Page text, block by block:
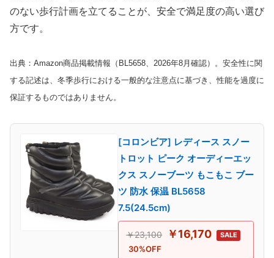
のない歩行計画を立てることが、安全で満足度の高い選び
方です。
出典：Amazon商品掲載情報（BL5658、2026年8月確認）。安全性に関
する記述は、冬季歩行における一般的な注意点に基づき、性能を過度に
保証するものではありません。
[コロンビア] レディース スノー
トロット ピーク オーディーエッ
クス スノーブーツ もこもこ ブー
ツ 防水 保温 BL5658
7.5(24.5cm)
￥23,100 ￥16,170 SALE
30%OFF